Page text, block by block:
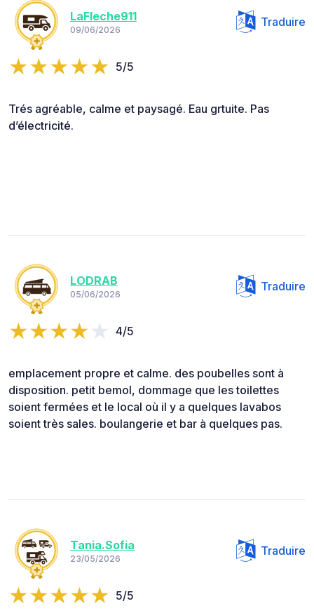
LaFleche911
09/06/2026
Traduire
5/5
Trés agréable, calme et paysagé. Eau grtuite. Pas
d’électricité.
LODRAB
05/06/2026
Traduire
4/5
emplacement propre et calme. des poubelles sont à
disposition. petit bemol, dommage que les toilettes
soient fermées et le local où il y a quelques lavabos
soient très sales. boulangerie et bar à quelques pas.
Tania.Sofia
23/05/2026
Traduire
5/5